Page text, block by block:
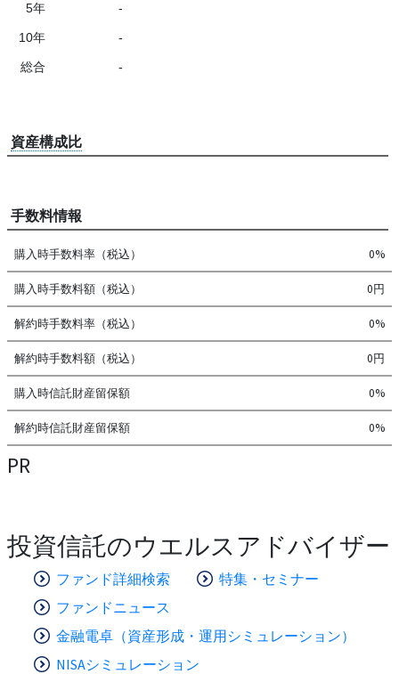
5年 -
10年 -
総合 -
資産構成比
手数料情報
購入時手数料率（税込） 0%
購入時手数料額（税込） 0円
解約時手数料率（税込） 0%
解約時手数料額（税込） 0円
購入時信託財産留保額 0%
解約時信託財産留保額 0%
PR
投資信託のウエルスアドバイザー
ファンド詳細検索
特集・セミナー
ファンドニュース
金融電卓（資産形成・運用シミュレーション）
NISAシミュレーション